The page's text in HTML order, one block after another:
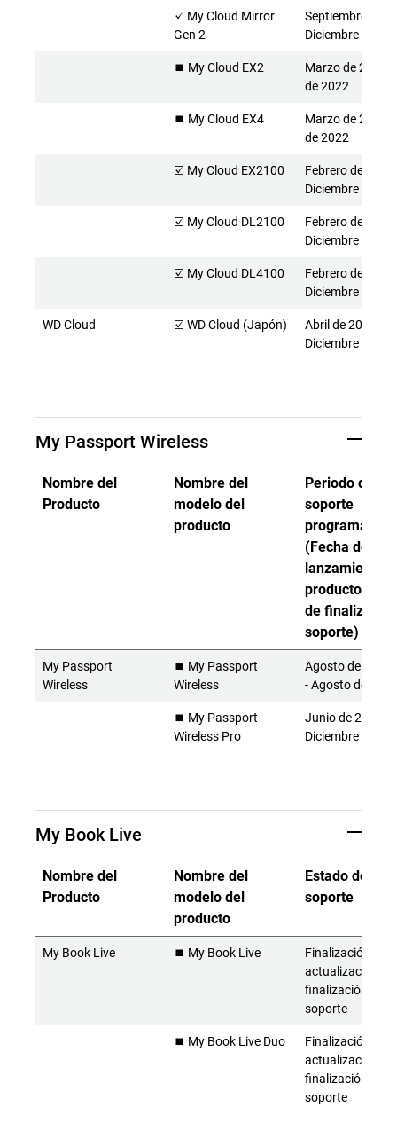
☑️ My Cloud Mirror
Gen 2
Septiembre de
Diciembre de
⏹️ My Cloud EX2
Marzo de 2014 -
de 2022
⏹️ My Cloud EX4
Marzo de 2014 -
de 2022
☑️ My Cloud EX2100
Febrero de 2015
Diciembre de
☑️ My Cloud DL2100
Febrero de 2015
Diciembre de
☑️ My Cloud DL4100
Febrero de 2015
Diciembre de
WD Cloud ☑️ WD Cloud (Japón)
Abril de 2015 -
Diciembre de
My Passport Wireless
Nombre del
Producto
Nombre del
modelo del
producto
Periodo de
soporte
programado
(Fecha de
lanzamiento
producto -
de
soporte)
My Passport
Wireless
⏹️ My Passport
Wireless
Agosto de 2014
- Agosto de 2022
⏹️ My Passport
Wireless Pro
Junio de 2016 -
Diciembre de
My Book Live
Nombre del
Producto
Nombre del
modelo del
producto
Estado del
soporte
My Book Live ⏹️ My Book Live
Finalización de
actualizaciones
finalización del
soporte
⏹️ My Book Live Duo
Finalización de
actualizaciones
finalización del
soporte